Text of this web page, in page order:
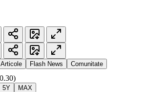
Articole Flash News Comunitate
5Y MAX